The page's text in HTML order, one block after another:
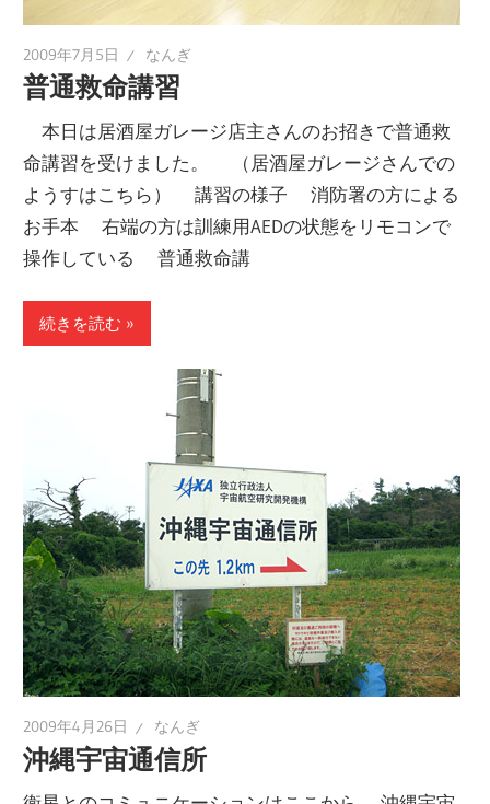
2009年7月5日 なんぎ
普通救命講習
本日は居酒屋ガレージ店主さんのお招きで普通救
命講習を受けました。 （居酒屋ガレージさんでの
ようすはこちら） 講習の様子 消防署の方による
お手本 右端の方は訓練用AEDの状態をリモコンで
操作している 普通救命講
続きを読む
2009年4月26日 なんぎ
沖縄宇宙通信所